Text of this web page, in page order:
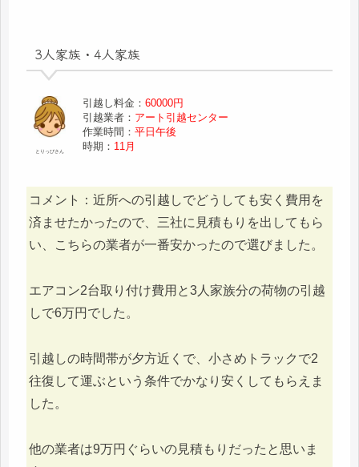
3人家族・4人家族
とりっぴさん
引越し料金：60000円
引越業者： アート引越センター
作業時間：平日午後
時期： 11月
コメント：近所への引越しでどうしても安く費用を
済ませたかったので、三社に見積もりを出してもら
い、こちらの業者が一番安かったので選びました。
エアコン2台取り付け費用と3人家族分の荷物の引越
しで6万円でした。
引越しの時間帯が夕方近くで、小さめトラックで2
往復して運ぶという条件でかなり安くしてもらえま
した。
他の業者は9万円ぐらいの見積もりだったと思いま